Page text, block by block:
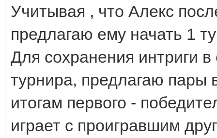
Учитывая , что Алекс
предлагаю ему начать 1
Для сохранения интриги
турнира, предлагаю пары
итогам первого -
играет с проигравшим